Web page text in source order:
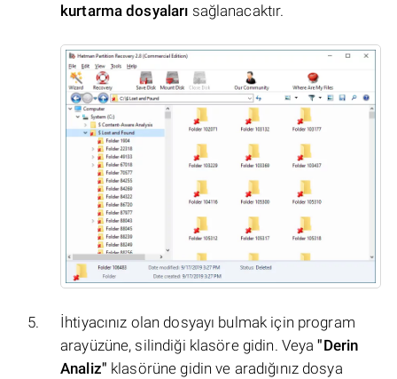
kurtarma dosyaları sağlanacaktır.
İhtiyacınız olan dosyayı bulmak için program
arayüzüne, silindiği klasöre gidin. Veya"Derin
Analiz" klasörüne gidin ve aradığınız dosya